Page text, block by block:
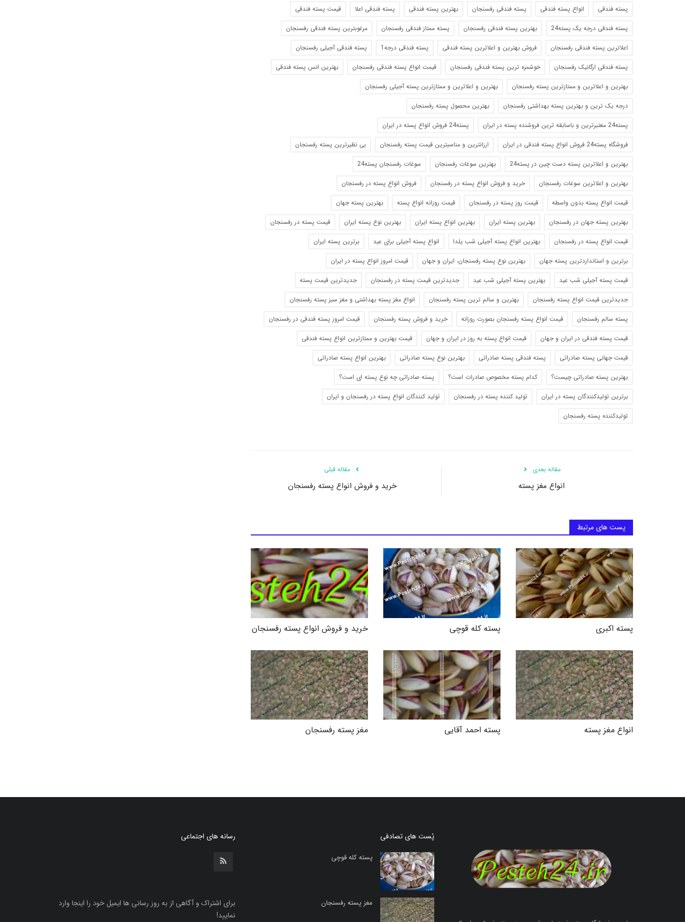
پسته فندقی انواع پسته فندقی پسته فندقی رفسنجان بهترین پسته فندقی پسته فندقی اعلا
قیمت پسته فندقی
پسته فندقی درجه یک پسته24
بهترین پسته فندقی رفسنجان پسته ممتاز فندقی رفسنجان
مرغوبترین پسته فندقی رفسنجان
اعلاترین پسته فندقی رفسنجان
فروش بهترین و اعلاترین پسته فندقی پسته فندقی درجه1
پسته فندقی آجیلی رفسنجان
پسته فندقی ارگانیک رفسنجان
خوشمزه ترین پسته فندقی رفسنجان قیمت انواع پسته فندقی رفسنجان
بهترین انس پسته فندقی
بهترین و اعلاترین و ممتازترین پسته رفسنجان
بهترین و اعلاترین و ممتازترین پسته آجیلی رفسنجان
درجه یک ترین و بهترین پسته بهداشتی رفسنجان
بهترین محصول پسته رفسنجان
پسته24 معتبرترین و باسابقه ترین فروشنده پسته در ایران
پسته24 فروش انواع پسته در ایران
فروشگاه پسته24 فروش انواع پسته فندقی در ایران
ارزانترین و مناسبترین قیمت پسته رفسنجان
بی نظیرترین پسته رفسنجان
بهترین و اعلاترین پسته دست چین در پسته24
بهترین سوغات رفسنجان
سوغات رفسنجان پسته24
بهترین و اعلاترین سوغات رفسنجان
خرید و فروش انواع پسته در رفسنجان
فروش انواع پسته در رفسنجان
قیمت انواع پسته بدون واسطه
قیمت روز پسته در رفسنجان قیمت روزانه انواع پسته
بهترین پسته جهان
بهترین پسته جهان در رفسنجان
بهترین پسته ایران بهترین انواع پسته ایران بهترین نوع پسته ایران
قیمت پسته در رفسنجان
قیمت انواع پسته در رفسنجان
بهترین انواع پسته آجیلی شب یلدا انواع پسته آجیلی برای عید
برترین پسته ایران
برترین و استانداردترین پسته جهان
بهترین نوع پسته رفسنجان، ایران و جهان
قیمت امروز انواع پسته در ایران
قیمت پسته آجیلی شب عید
بهترین پسته آجیلی شب عید جدیدترین قیمت پسته در رفسنجان
جدیدترین قیمت پسته
جدیدترین قیمت انواع پسته رفسنجان
بهترین و سالم ترین پسته رفسنجان
انواع مغز پسته بهداشتی و مغز سبز پسته رفسنجان
پسته سالم رفسنجان
قیمت انواع پسته رفسنجان بصورت روزانه خرید و فروش پسته رفسنجان
قیمت امروز پسته فندقی در رفسنجان
قیمت پسته فندقی در ایران و جهان
قیمت انواع پسته به روز در ایران و جهان
قیمت بهترین و ممتازترین انواع پسته فندقی
قیمت جهانی پسته صادراتی
پسته فندقی پسته صادراتی بهترین نوع پسته صادراتی
بهترین انواع پسته صادراتی
بهترین پسته صادراتی چیست؟
کدام پسته مخصوص صادرات است؟
پسته صادراتی چه نوع پسته ای است؟
برترین تولیدکنندگان پسته در ایران
تولید کننده پسته در رفسنجان
تولید کنندگان انواع پسته در رفسنجان و ایران
تولیدکننده پسته رفسنجان
مقاله قبلی
خرید و فروش انواع پسته رفسنجان
مقاله بعدی
انواع مغز پسته
پست های مرتبط
پسته اکبری پسته کله قوچی خرید و فروش انواع پسته رفسنجان
انواع مغز پسته پسته احمد آقایی مغز پسته رفسنجان
پُست های تصادفی
پسته کله قوچی
مغز پسته رفسنجان
رسانه های اجتماعی
برای اشتراک و آگاهی از به روز رسانی ها ایمیل خود را اینجا وارد
نمایید!